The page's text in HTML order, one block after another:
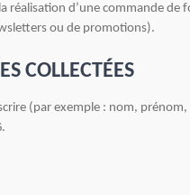
réalisation d’une commande de
ou de promotions).
COLLECTÉES
(par exemple : nom,